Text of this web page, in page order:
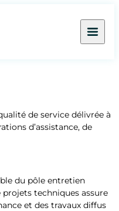
de service délivrée à
d’assistance, de
du pôle entretien
techniques assure
et des travaux diffus